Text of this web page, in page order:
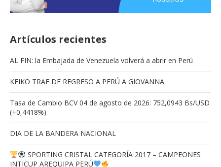
Artículos recientes
AL FIN: la Embajada de Venezuela volverá a abrir en Perú
KEIKO TRAE DE REGRESO A PERÚ A GIOVANNA
Tasa de Cambio BCV 04 de agosto de 2026: 752,0943 Bs/USD
(+0,4418%)
DIA DE LA BANDERA NACIONAL
SPORTING CRISTAL CATEGORÍA 2017 – CAMPEONES
INTICUP AREQUIPA PERÚ